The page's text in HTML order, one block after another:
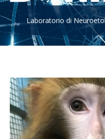
Laboratorio di